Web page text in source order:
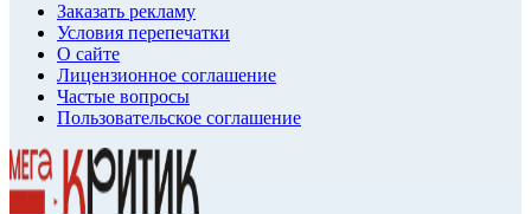
Заказать рекламу
Условия перепечатки
О сайте
Лицензионное соглашение
Частые вопросы
Пользовательское соглашение